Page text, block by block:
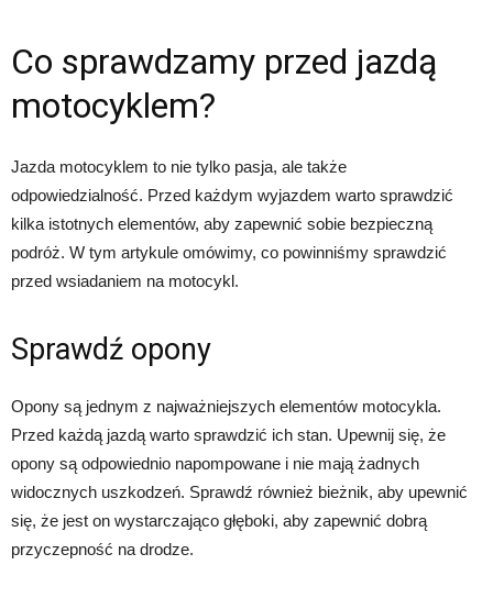
Co sprawdzamy przed jazdą
motocyklem?
Jazda motocyklem to nie tylko pasja, ale także
odpowiedzialność. Przed każdym wyjazdem warto sprawdzić
kilka istotnych elementów, aby zapewnić sobie bezpieczną
podróż. W tym artykule omówimy, co powinniśmy sprawdzić
przed wsiadaniem na motocykl.
Sprawdź opony
Opony są jednym z najważniejszych elementów motocykla.
Przed każdą jazdą warto sprawdzić ich stan. Upewnij się, że
opony są odpowiednio napompowane i nie mają żadnych
widocznych uszkodzeń. Sprawdź również bieżnik, aby upewnić
się, że jest on wystarczająco głęboki, aby zapewnić dobrą
przyczepność na drodze.